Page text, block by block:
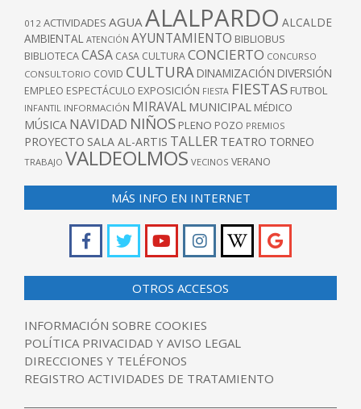
012 ACTIVIDADES AGUA ALALPARDO ALCALDE
AMBIENTAL ATENCIÓN AYUNTAMIENTO BIBLIOBUS
BIBLIOTECACASA CASA CULTURACONCIERTO CONCURSO
CONSULTORIO COVID CULTURA DINAMIZACIÓN DIVERSIÓN
EMPLEO ESPECTÁCULO EXPOSICIÓN FIESTA FIESTAS FUTBOL
INFANTIL INFORMACIÓN MIRAVAL MUNICIPAL MÉDICO
MÚSICA NAVIDAD NIÑOS PLENO POZO PREMIOS
PROYECTO SALA AL-ARTIS TALLER TEATRO TORNEO
TRABAJO VALDEOLMOS VECINOS VERANO
MÁS INFO EN INTERNET
OTROS ACCESOS
INFORMACIÓN SOBRE COOKIES
POLÍTICA PRIVACIDAD Y AVISO LEGAL
DIRECCIONES Y TELÉFONOS
REGISTRO ACTIVIDADES DE TRATAMIENTO